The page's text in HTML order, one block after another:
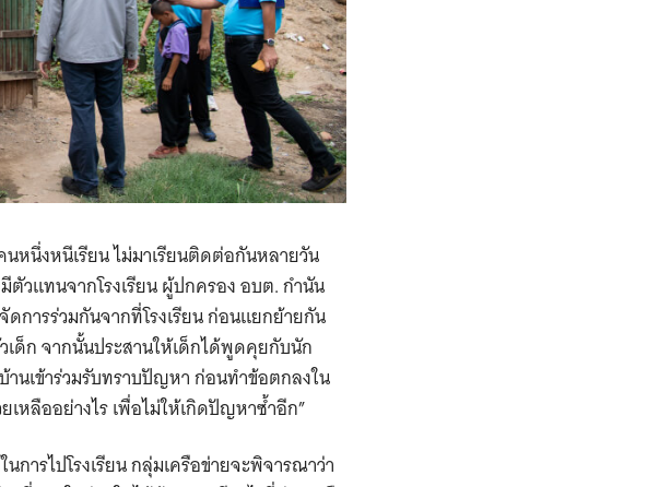
นหนึ่งหนีเรียน ไม่มาเรียนติดต่อกันหลายวัน
วแทนจากโรงเรียน ผู้ปกครอง อบต. กำนัน
การร่วมกันจากที่โรงเรียน ก่อนแยกย้ายกัน
ด็ก จากนั้นประสานให้เด็กได้พูดคุยกับนัก
เข้าร่วมรับทราบปัญหา ก่อนทำข้อตกลงใน
หลืออย่างไร เพื่อไม่ให้เกิดปัญหาซ้ำอีก”
ารไปโรงเรียน กลุ่มเครือข่ายจะพิจารณาว่า